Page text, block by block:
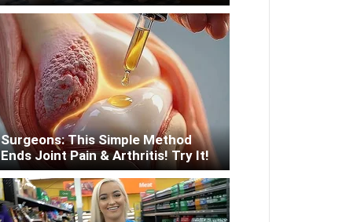
Surgeons: This Simple Method
Ends Joint Pain & Arthritis! Try It!